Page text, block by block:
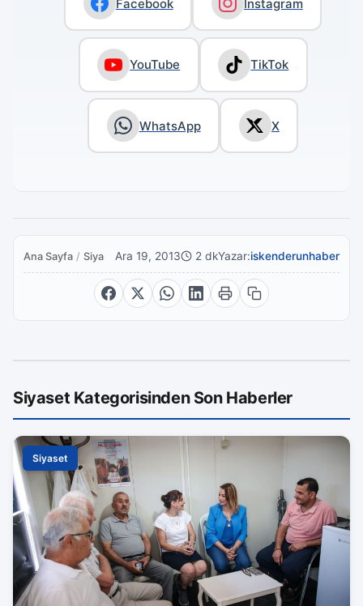
Facebook Instagram
YouTube TikTok
WhatsApp X
Ana Sayfa / SiyasetAra 19, 2013 2 dkYazar:iskenderunhaber
Siyaset Kategorisinden Son Haberler
Siyaset